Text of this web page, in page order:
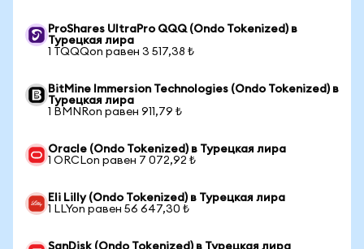
ProShares UltraPro QQQ (Ondo Tokenized) в
Турецкая лира
1 TQQQon равен 3 517,38 ₺
BitMine Immersion Technologies (Ondo Tokenized) в
Турецкая лира
1 BMNRon равен 911,79 ₺
Oracle (Ondo Tokenized) в Турецкая лира
1 ORCLon равен 7 072,92 ₺
Eli Lilly (Ondo Tokenized) в Турецкая лира
1 LLYon равен 56 647,30 ₺
SanDisk (Ondo Tokenized) в Турецкая лира